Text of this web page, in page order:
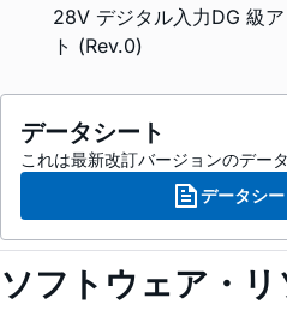
28V デジタル入力DG 級
ト (Rev.0)
データシート
これは最新改訂バージョンのデー
データシ
ソフトウェア・リ